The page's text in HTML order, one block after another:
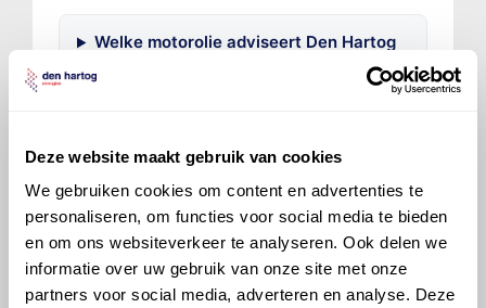
Deze website maakt gebruik van cookies
We gebruiken cookies om content en advertenties te
personaliseren, om functies voor social media te bieden
en om ons websiteverkeer te analyseren. Ook delen we
informatie over uw gebruik van onze site met onze
partners voor social media, adverteren en analyse. Deze
Welke motorolie adviseert Den Hartog
voor de Toyota Avensis Avensis 1.8 VVT-
Hoeveel motorolie gaat er in een
Hoe vaak moet de motorolie ververst
worden bij een Toyota Avensis?